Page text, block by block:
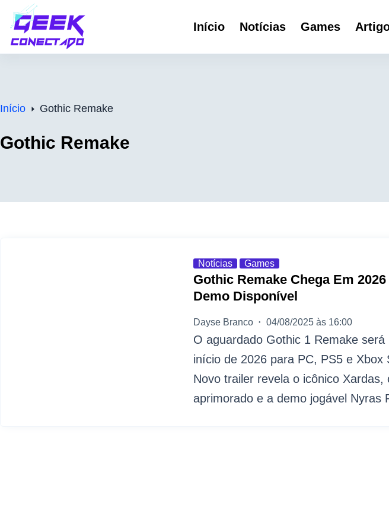
Pular
para
Início Notícias Games
Início Gothic Remake
Gothic Remake
Notícias Games
Gothic Remake Chega Em 2026
Demo Disponível
Dayse Branco 04/08/2025 às 16:00
O aguardado Gothic 1 Remake será
início de 2026 para PC, PS5 e Xbox
Novo trailer revela o icônico Xardas,
aprimorado e a demo jogável Nyras